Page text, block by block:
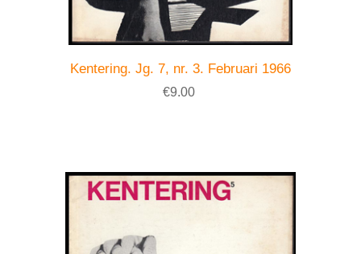
Kentering. Jg. 7, nr. 3. Februari 1966
€9.00